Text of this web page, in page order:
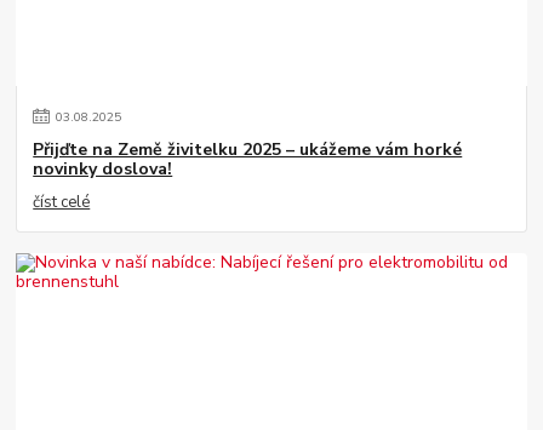
03.08.2025
Přijďte na Země živitelku 2025 – ukážeme vám horké
novinky doslova!
číst celé